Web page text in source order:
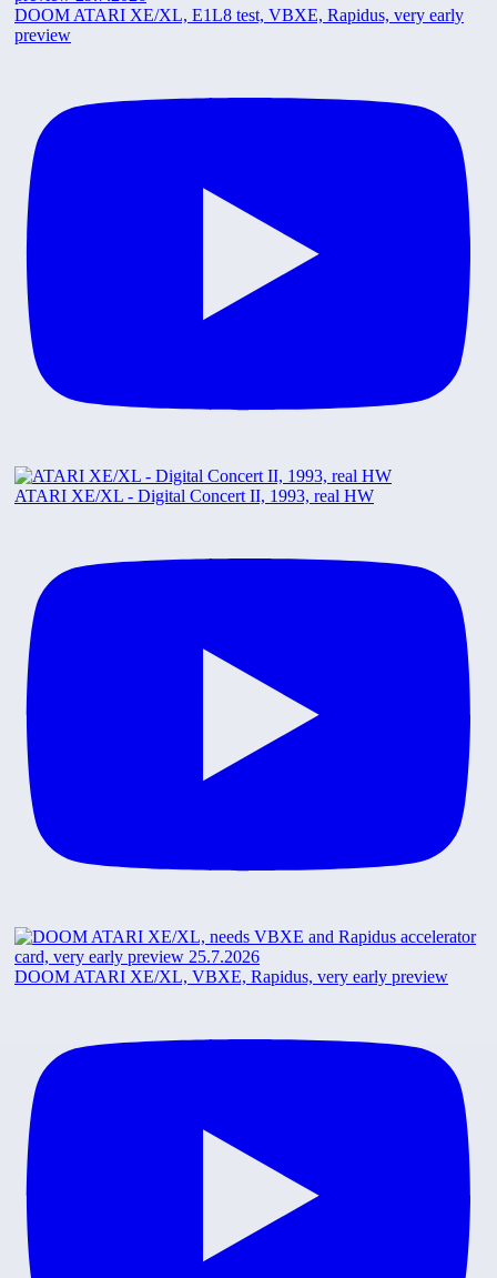
DOOM ATARI XE/XL, E1L8 test, VBXE, Rapidus, very early
preview
ATARI XE/XL - Digital Concert II, 1993, real HW
DOOM ATARI XE/XL, VBXE, Rapidus, very early preview